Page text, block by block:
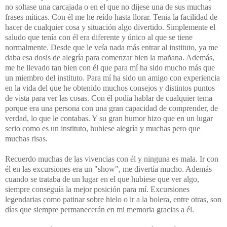
no soltase una carcajada o en el que no dijese una de sus muchas
frases míticas. Con él me he reído hasta llorar. Tenia la facilidad de
hacer de cualquier cosa y situación algo divertido. Simplemente el
saludo que tenía con él era diferente y único al que se tiene
normalmente. Desde que le veía nada más entrar al instituto, ya me
daba esa dosis de alegría para comenzar bien la mañana. Además,
me he llevado tan bien con él que para mí ha sido mucho más que
un miembro del instituto. Para mí ha sido un amigo con experiencia
en la vida del que he obtenido muchos consejos y distintos puntos
de vista para ver las cosas. Con él podía hablar de cualquier tema
porque era una persona con una gran capacidad de comprender, de
verdad, lo que le contabas. Y su gran humor hizo que en un lugar
serio como es un instituto, hubiese alegría y muchas pero que
muchas risas.
Recuerdo muchas de las vivencias con él y ninguna es mala. Ir con
él en las excursiones era un "show", me divertía mucho. Además
cuando se trataba de un lugar en el que hubiese que ver algo,
siempre conseguía la mejor posición para mí. Excursiones
legendarias como patinar sobre hielo o ir a la bolera, entre otras, son
días que siempre permanecerán en mi memoria gracias a él.